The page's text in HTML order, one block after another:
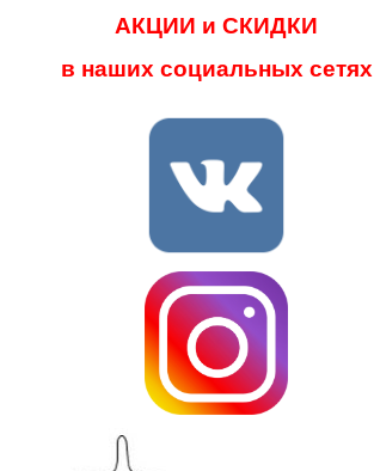
АКЦИИ и СКИДКИ
в наших социальных сетях